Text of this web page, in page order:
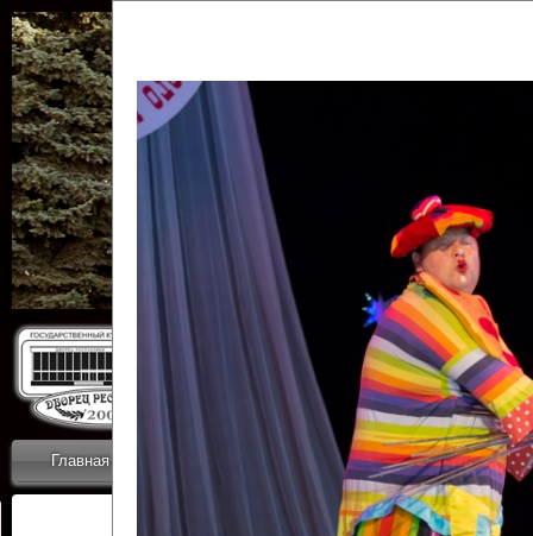
Главная Коллективы Новости
ОТЧЕТЫ ГКЦ